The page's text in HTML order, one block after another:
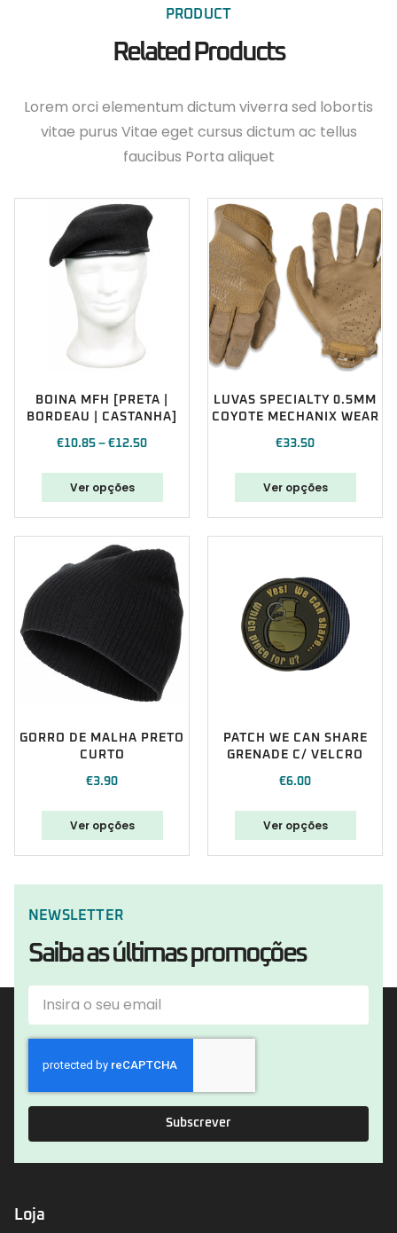
PRODUCT
Related Products
Lorem orci elementum dictum viverra sed lobortis
vitae purus Vitae eget cursus dictum ac tellus
faucibus Porta aliquet
BOINA MFH [PRETA |
BORDEAU | CASTANHA]
€10.85 – €12.50
Ver opções
LUVAS SPECIALTY 0.5MM
COYOTE MECHANIX WEAR
€33.50
Ver opções
GORRO DE MALHA PRETO
CURTO
€3.90
Ver opções
PATCH WE CAN SHARE
GRENADE C/ VELCRO
€6.00
Ver opções
NEWSLETTER
Saiba as últimas promoções
Subscrever
Loja